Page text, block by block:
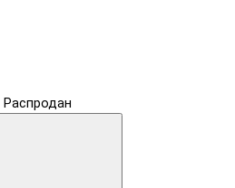
Распродан